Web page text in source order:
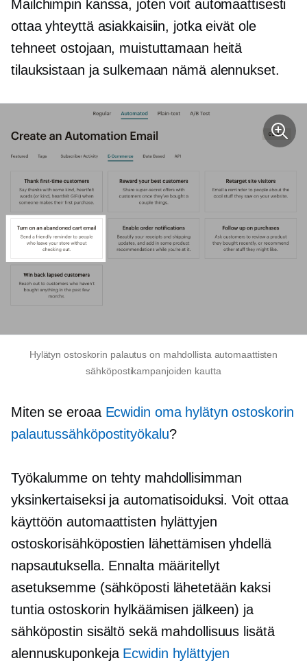
Mailchimpin kanssa, joten voit automaattisesti
ottaa yhteyttä asiakkaisiin, jotka eivät ole
tehneet ostojaan, muistuttamaan heitä
tilauksistaan ​​ja sulkemaan nämä alennukset.
Hylätyn ostoskorin palautus on mahdollista automaattisten
sähköpostikampanjoiden kautta
Miten se eroaa Ecwidin oma hylätyn ostoskorin
palautussähköpostityökalu?
Työkalumme on tehty mahdollisimman
yksinkertaiseksi ja automatisoiduksi. Voit ottaa
käyttöön automaattisten hylättyjen
ostoskorisähköpostien lähettämisen yhdellä
napsautuksella. Ennalta määritellyt
asetuksemme (sähköposti lähetetään kaksi
tuntia ostoskorin hylkäämisen jälkeen) ja
sähköpostin sisältö sekä mahdollisuus lisätä
alennuskuponkeja Ecwidin hylättyjen